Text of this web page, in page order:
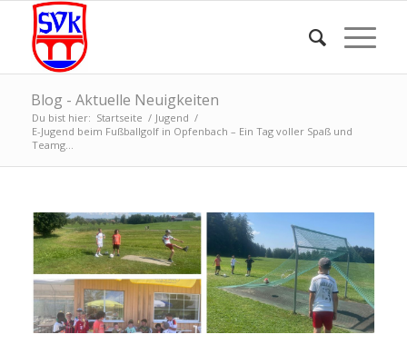
Blog - Aktuelle Neuigkeiten
Du bist hier: Startseite / Jugend /
E-Jugend beim Fußballgolf in Opfenbach – Ein Tag voller Spaß und
Teamg...